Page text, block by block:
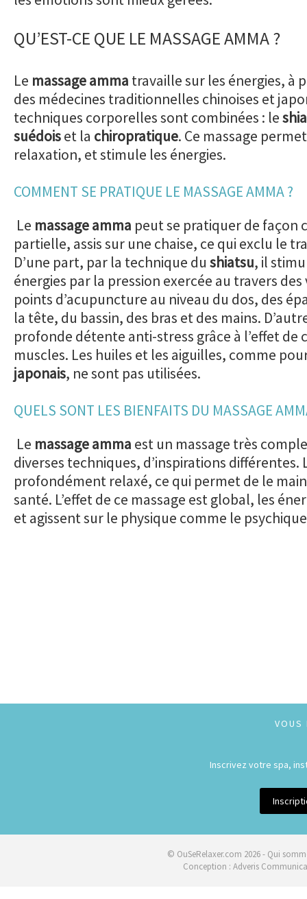
QU’EST-CE QUE LE MASSAGE AMMA ?
Le massage amma travaille sur les énergies, à
des médecines traditionnelles chinoises et
techniques corporelles sont combinées : le
suédoiset la chiropratique. Ce massage
relaxation, et stimule les énergies.
COMMENT SE PRATIQUE LE MASSAGE AMMA ?
Le massage amma peut se pratiquer de façon
partielle, assis sur une chaise, ce qui exclu le
D’une part, par la technique du shiatsu, il
énergies par la pression exercée au travers
points d’acupuncture au niveau du dos, des
la tête, du bassin, des bras et des mains.
profonde détente anti-stress grâce à l’effet de
muscles. Les huiles et les aiguilles, comme
japonais, ne sont pas utilisées.
QUELS SONT LES BIENFAITS DU MASSAGE
Le massage amma est un massage très
diverses techniques, d’inspirations différentes.
profondément relaxé, ce qui permet de le
santé. L’effet de ce massage est global, les
et agissent sur le physique comme le
VOUS
Inscrivez votre spa,
© OuSeRelaxer.com 2026 - Qui
Conception : Adveris